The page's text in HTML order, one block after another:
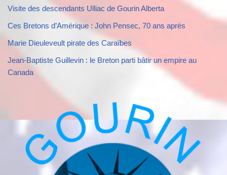
Visite des descendants Ulliac de Gourin Alberta
Ces Bretons d’Amérique : John Pensec, 70 ans après
Marie Dieuleveult pirate des Caraïbes
Jean-Baptiste Guillevin : le Breton parti bâtir un empire au
Canada